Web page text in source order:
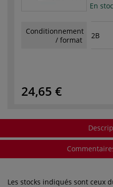
En
Conditionnement
/ format
2B
24,65 €
Les stocks indiqués sont ceux